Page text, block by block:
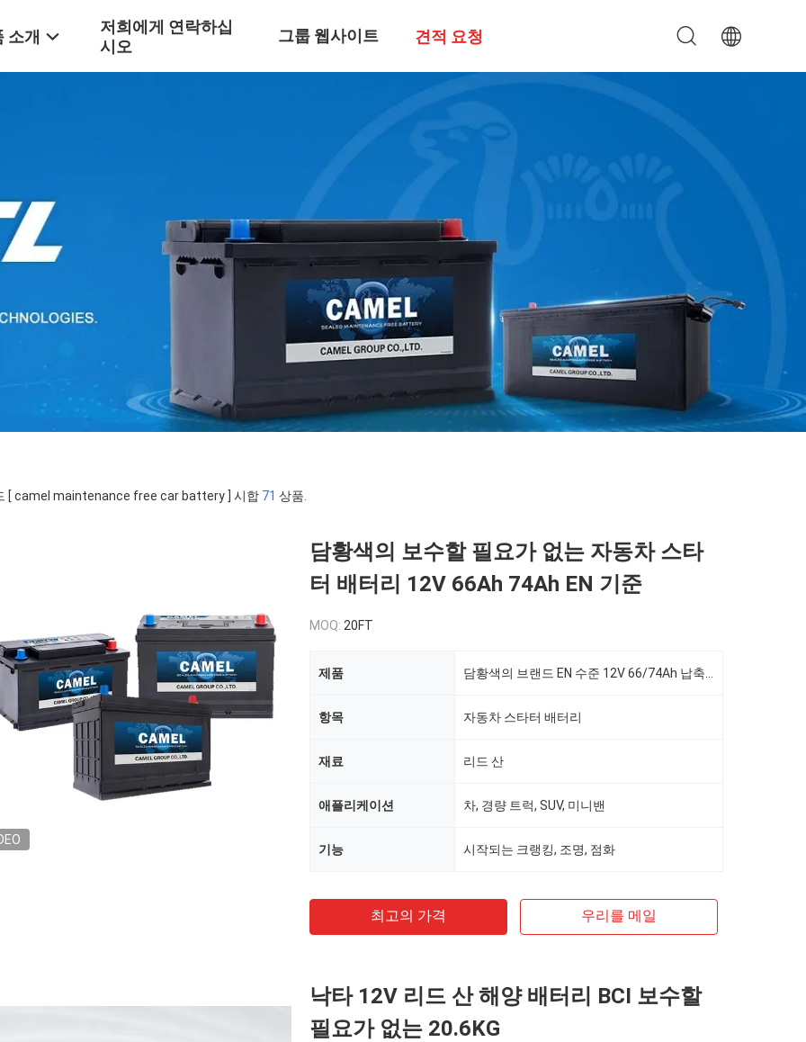
소개
저희에게 연락하십
시오
그룹 웹사이트 견적 요청
[ camel maintenance free car battery ] 시합 71 상품.
담황색의 보수할 필요가 없는 자동차 스타
터 배터리 12V 66Ah 74Ah EN 기준
MOQ: 20FT
제품
항목 자동차 스타터 배터리
재료 리드 산
애플리케이션 차, 경량 트럭, SUV, 미니밴
기능 시작되는 크랭킹, 조명, 점화
최고의 가격 우리를 메일
낙타 12V 리드 산 해양 배터리 BCI 보수할
필요가 없는 20.6KG